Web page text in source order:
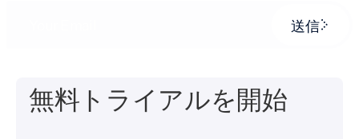
送信
無料トライアルを開始